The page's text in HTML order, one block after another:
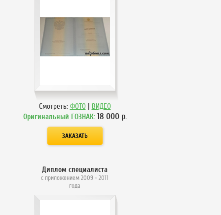
Смотреть: ФОТО | ВИДЕО
Оригинальный ГОЗНАК: 18 000р.
Диплом специалиста
с приложением 2009 - 2011
года